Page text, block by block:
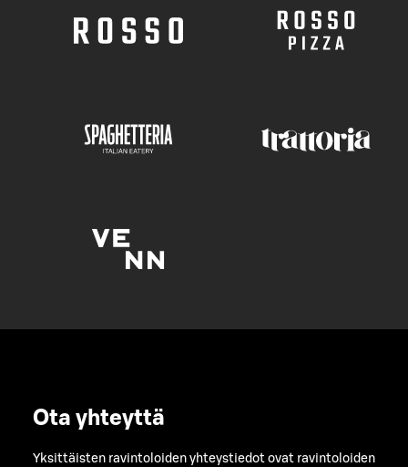
Ota yhteyttä
Yksittäisten ravintoloiden yhteystiedot ovat ravintoloiden